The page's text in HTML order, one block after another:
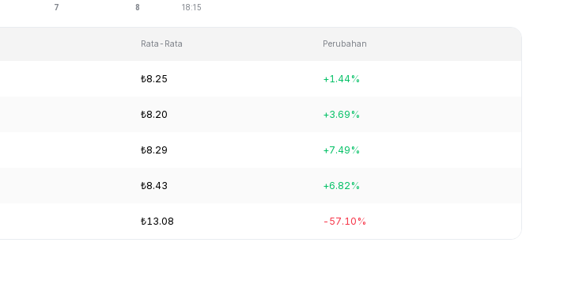
Rata-Rata Perubahan
₺8.25 +1.44%
₺8.20 +3.69%
₺8.29 +7.49%
₺8.43 +6.82%
₺13.08 -57.10%